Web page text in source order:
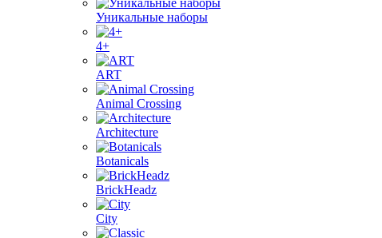
Уникальные наборы
4+
ART
Animal Crossing
Architecture
Botanicals
BrickHeadz
City